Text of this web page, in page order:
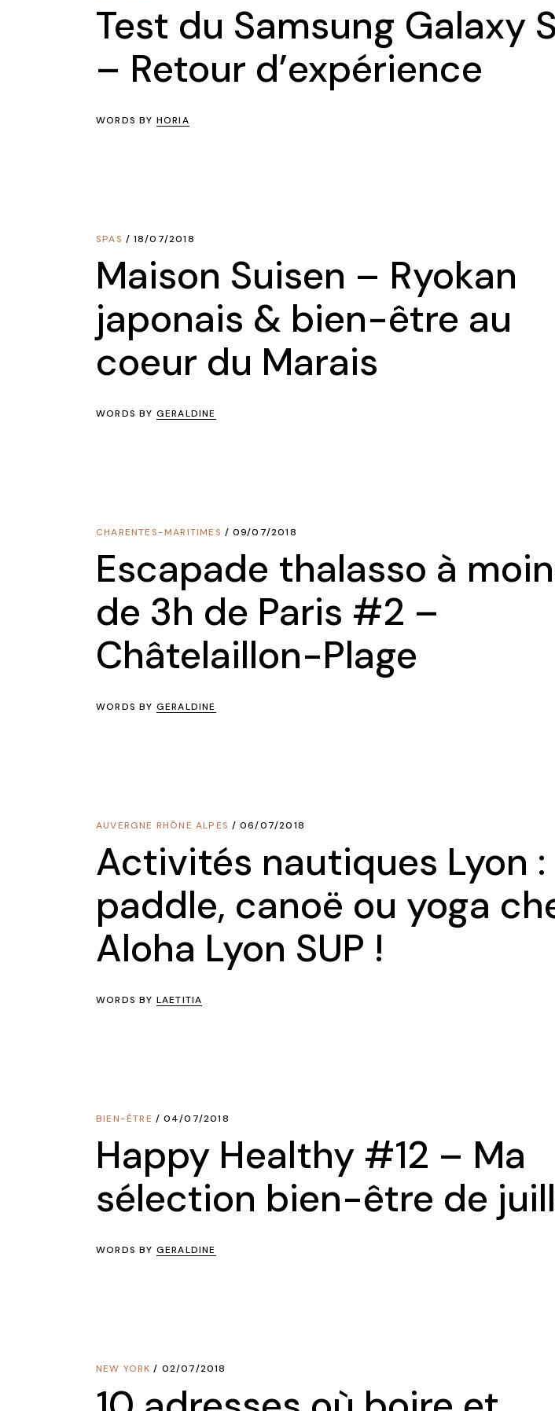
Test du Samsung Galaxy
– Retour d’expérience
WORDS BY HORIA
SPAS 18/07/2018
Maison Suisen – Ryokan
japonais & bien-être au
coeur du Marais
WORDS BY GERALDINE
CHARENTES-MARITIMES 09/07/2018
Escapade thalasso à
de 3h de Paris #2 –
Châtelaillon-Plage
WORDS BY GERALDINE
AUVERGNE RHÔNE ALPES 06/07/2018
Activités nautiques Lyon :
paddle, canoë ou yoga
Aloha Lyon SUP !
WORDS BY LAETITIA
BIEN-ÊTRE 04/07/2018
Happy Healthy #12 – Ma
sélection bien-être de
WORDS BY GERALDINE
NEW YORK 02/07/2018